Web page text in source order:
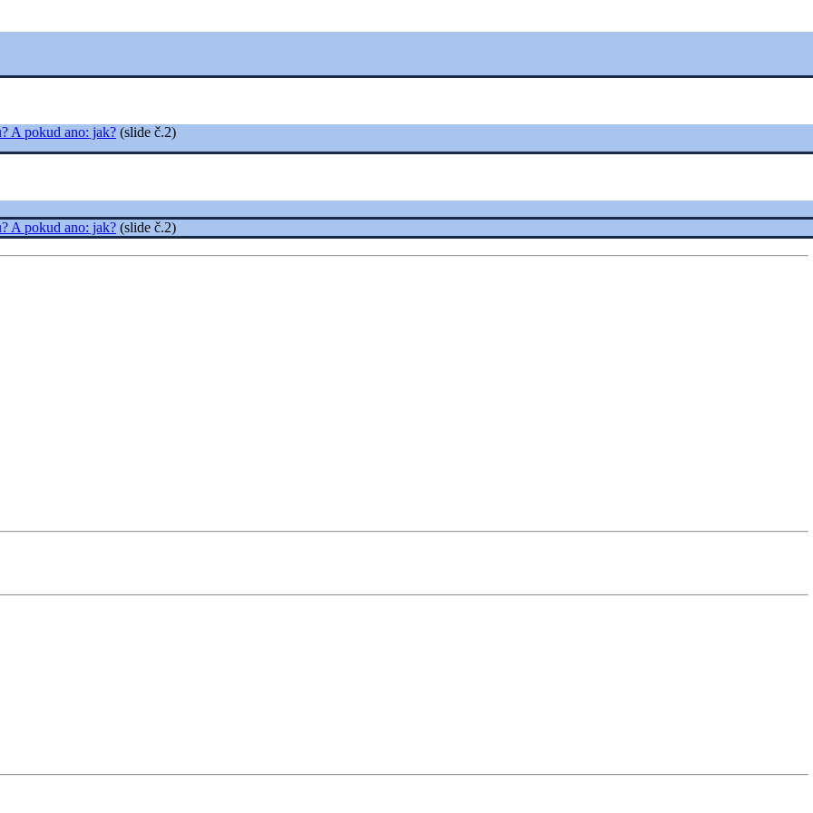
A pokud ano: jak? (slide č.2)
A pokud ano: jak? (slide č.2)